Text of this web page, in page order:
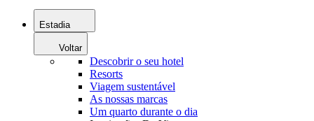
Estadia
Voltar
Descobrir o seu hotel
Resorts
Viagem sustentável
As nossas marcas
Um quarto durante o dia